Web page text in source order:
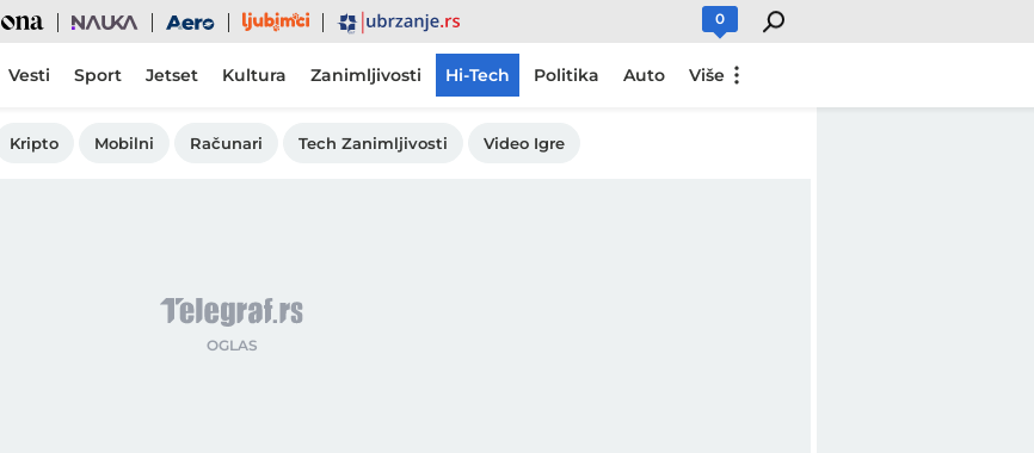
Ona Nauka Aero Ljubimci Ubrzanje 0
Vesti Sport Jetset Kultura Zanimljivosti Hi-Tech Politika Auto Više
Kripto Mobilni Računari Tech Zanimljivosti Video Igre